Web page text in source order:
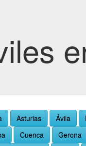
Asturias Ávila
Cuenca Gerona